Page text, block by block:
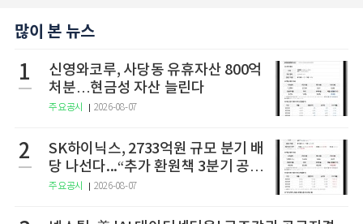
많이 본 뉴스
1
신영와코루, 사당동 유휴자산 800억
처분…현금성 자산 늘린다
주요공시 2026-08-07
2
SK하이닉스, 2733억원 규모 분기 배
당 나선다...“추가 환원책 3분기 공
개”
주요공시 2026-08-07